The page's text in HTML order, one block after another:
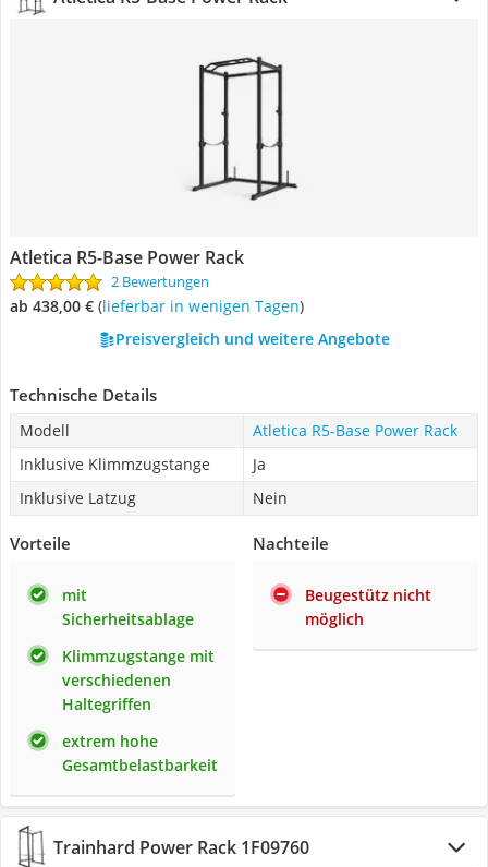
Atletica R5-Base Power Rack
2 Bewertungen
ab 438,00 € ( Lieferbar in wenigen Tagen)
Preisvergleich und weitere Angebote
Technische Details
Modell
Atletica R5-Base Power Rack
Inklusive Klimmzugstange
Ja
Inklusive Latzug
Nein
Vorteile
mit
Sicherheitsablage
Klimmzugstange mit
verschiedenen
Haltegriffen
extrem hohe
Gesamtbelastbarkeit
Nachteile
Beugestütz nicht
möglich
Trainhard Power Rack 1F09760